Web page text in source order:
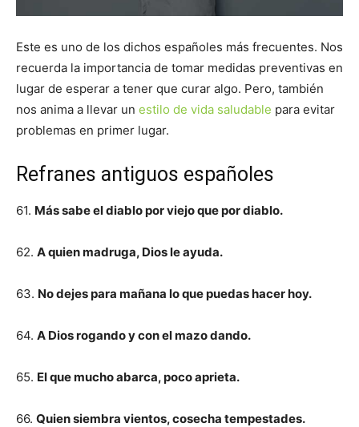
Este es uno de los dichos españoles más frecuentes. Nos
recuerda la importancia de tomar medidas preventivas en
lugar de esperar a tener que curar algo. Pero, también
nos anima a llevar un estilo de vida saludable para evitar
problemas en primer lugar.
Refranes antiguos españoles
61. Más sabe el diablo por viejo que por diablo.
62. A quien madruga, Dios le ayuda.
63. No dejes para mañana lo que puedas hacer hoy.
64. A Dios rogando y con el mazo dando.
65. El que mucho abarca, poco aprieta.
66. Quien siembra vientos, cosecha tempestades.